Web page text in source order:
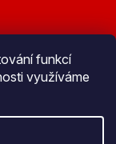
funkcí
využíváme